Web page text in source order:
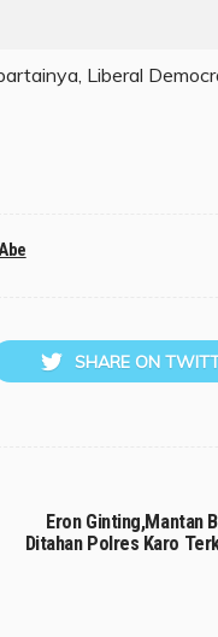
Liberal
SHARE ON
Eron Ginting,Mantan
Ditahan Polres Karo